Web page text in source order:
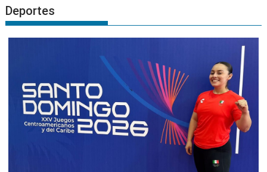
Deportes